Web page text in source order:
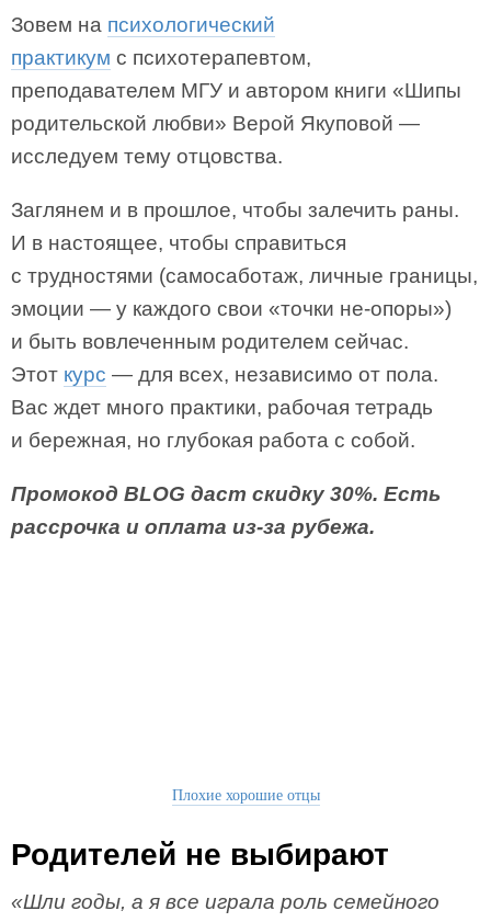
Зовем на психологический
практикум с психотерапевтом,
преподавателем МГУ и автором книги «Шипы
родительской любви» Верой Якуповой —
исследуем тему отцовства.
Заглянем и в прошлое, чтобы залечить раны.
И в настоящее, чтобы справиться
с трудностями (самосаботаж, личные границы,
эмоции — у каждого свои «точки не-опоры»)
и быть вовлеченным родителем сейчас.
Этот курс — для всех, независимо от пола.
Вас ждет много практики, рабочая тетрадь
и бережная, но глубокая работа с собой.
Промокод BLOG даст скидку 30%. Есть
рассрочка и оплата из-за рубежа.
Плохие хорошие отцы
Родителей не выбирают
«Шли годы, а я все играла роль семейного